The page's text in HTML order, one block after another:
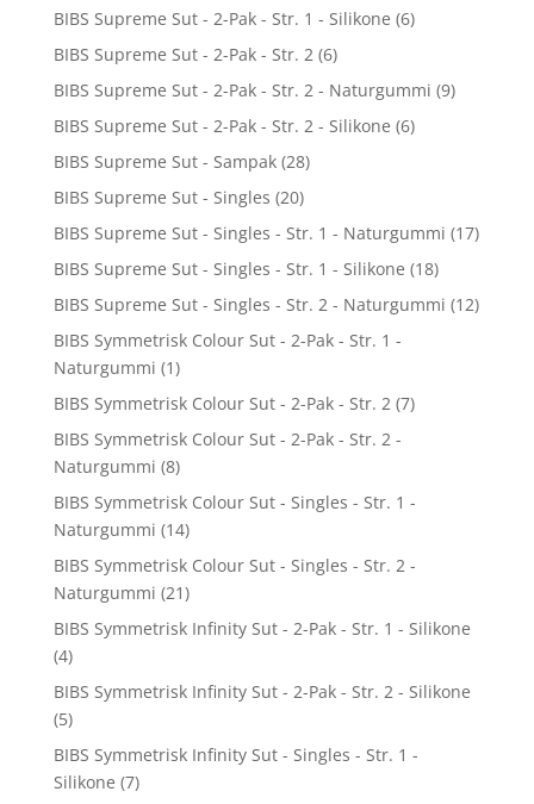
BIBS Supreme Sut - 2-Pak - Str. 1 - Silikone (6)
BIBS Supreme Sut - 2-Pak - Str. 2 (6)
BIBS Supreme Sut - 2-Pak - Str. 2 - Naturgummi (9)
BIBS Supreme Sut - 2-Pak - Str. 2 - Silikone (6)
BIBS Supreme Sut - Sampak (28)
BIBS Supreme Sut - Singles (20)
BIBS Supreme Sut - Singles - Str. 1 - Naturgummi (17)
BIBS Supreme Sut - Singles - Str. 1 - Silikone (18)
BIBS Supreme Sut - Singles - Str. 2 - Naturgummi (12)
BIBS Symmetrisk Colour Sut - 2-Pak - Str. 1 -
Naturgummi (1)
BIBS Symmetrisk Colour Sut - 2-Pak - Str. 2 (7)
BIBS Symmetrisk Colour Sut - 2-Pak - Str. 2 -
Naturgummi (8)
BIBS Symmetrisk Colour Sut - Singles - Str. 1 -
Naturgummi (14)
BIBS Symmetrisk Colour Sut - Singles - Str. 2 -
Naturgummi (21)
BIBS Symmetrisk Infinity Sut - 2-Pak - Str. 1 - Silikone
(4)
BIBS Symmetrisk Infinity Sut - 2-Pak - Str. 2 - Silikone
(5)
BIBS Symmetrisk Infinity Sut - Singles - Str. 1 -
Silikone (7)